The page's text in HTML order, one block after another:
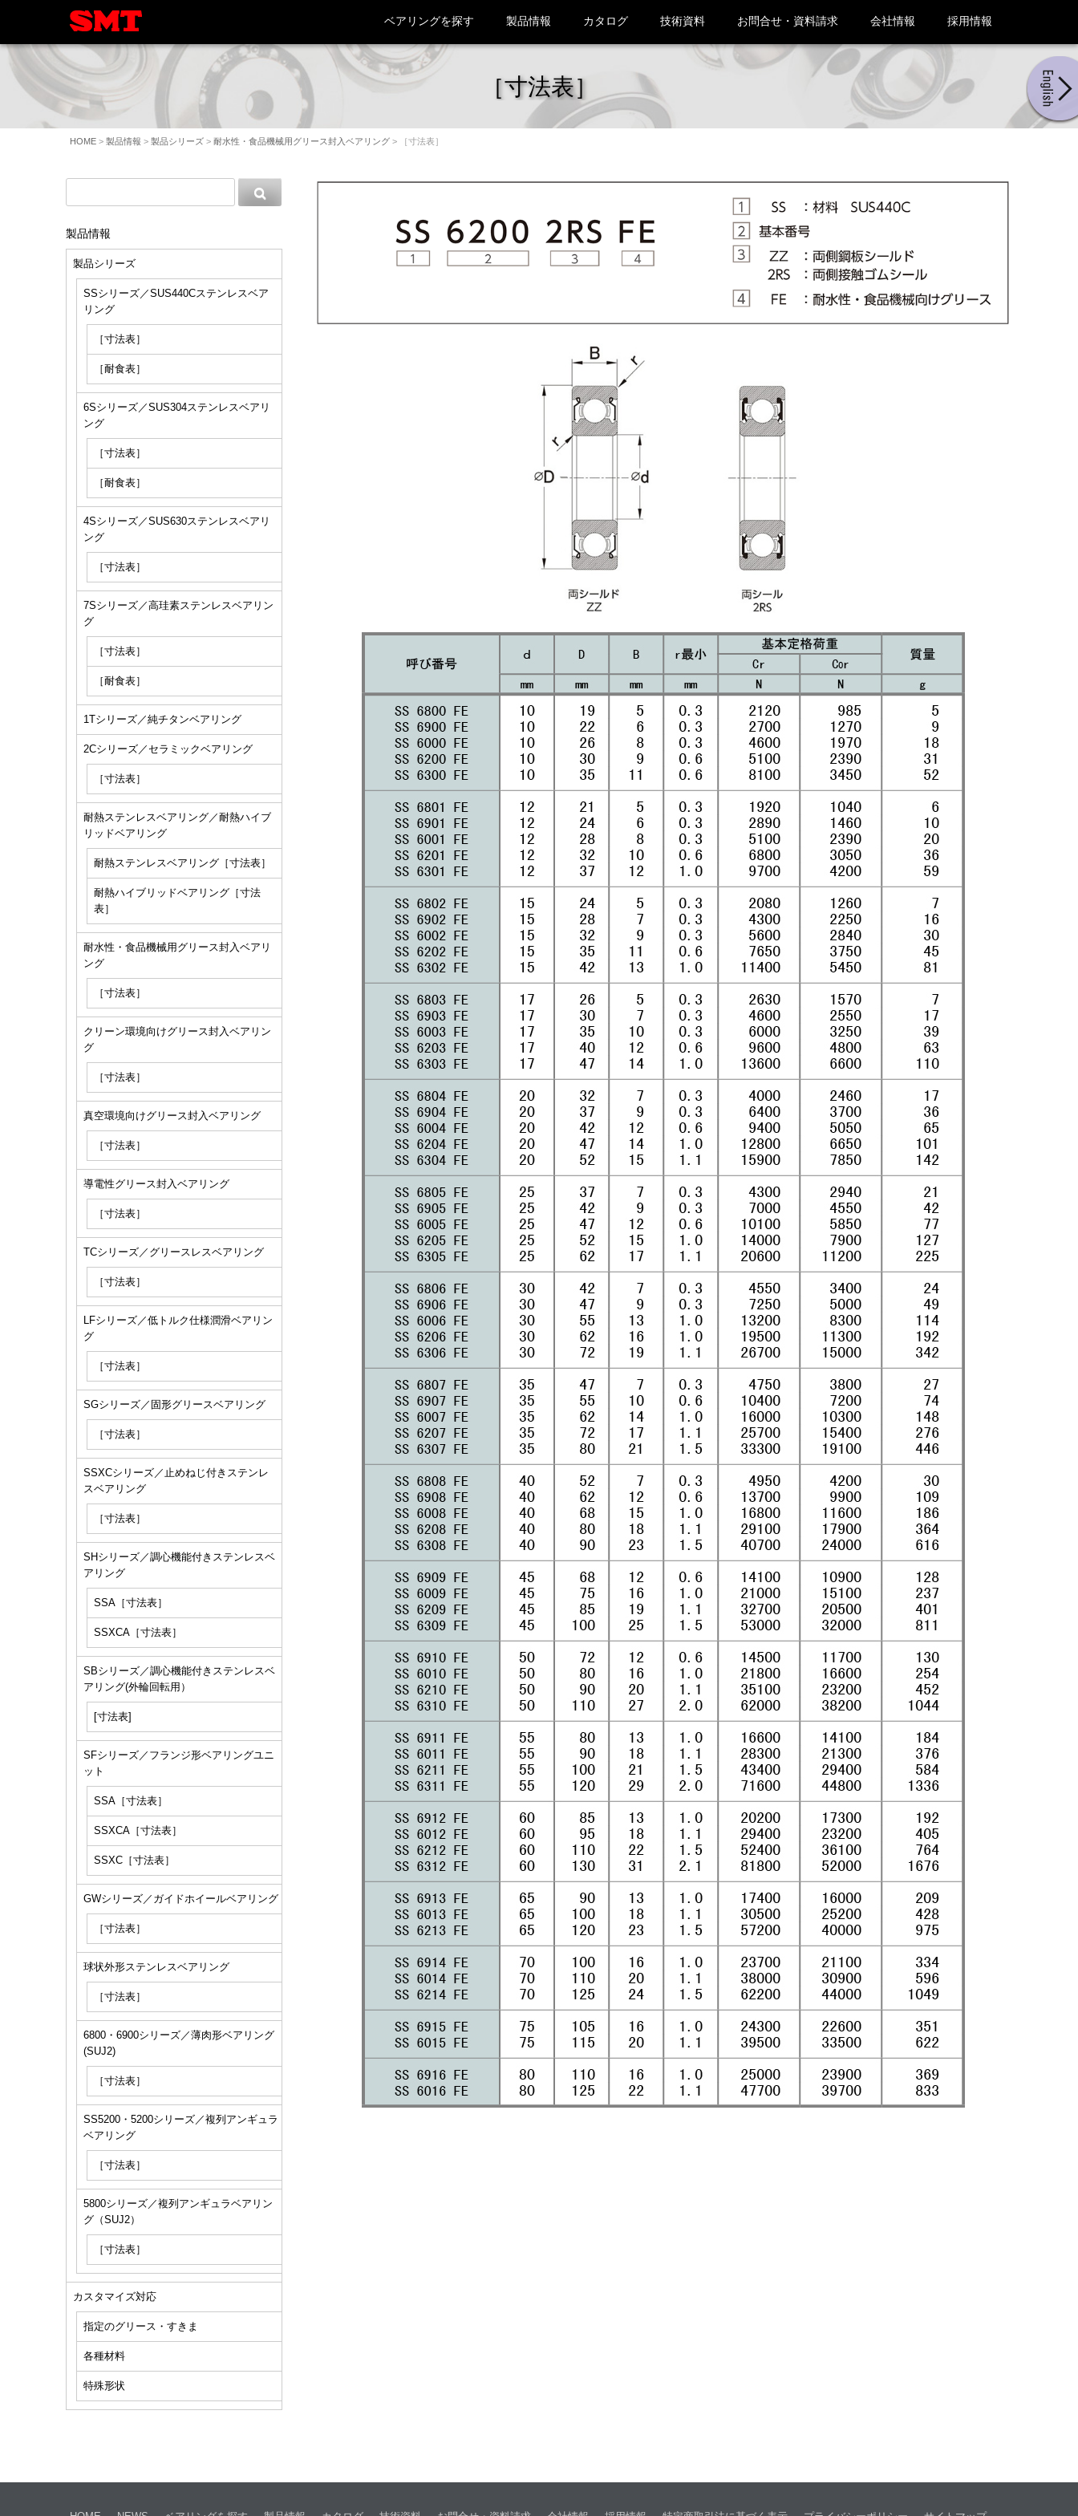
ベアリングを探す 製品情報 カタログ 技術資料 お問合せ・資料請求 会社情報 採用情報
［寸法表］
HOME > 製品情報 > 製品シリーズ > 耐水性・食品機械用グリース封入ベアリング > ［寸法表］
製品情報
製品シリーズ
SSシリーズ／SUS440Cステンレスベア
リング
［寸法表］
［耐食表］
6Sシリーズ／SUS304ステンレスベアリ
ング
［寸法表］
［耐食表］
4Sシリーズ／SUS630ステンレスベアリ
ング
［寸法表］
7Sシリーズ／高珪素ステンレスベアリン
グ
［寸法表］
［耐食表］
1Tシリーズ／純チタンベアリング
2Cシリーズ／セラミックベアリング
［寸法表］
耐熱ステンレスベアリング／耐熱ハイブ
リッドベアリング
耐熱ステンレスベアリング［寸法表］
耐熱ハイブリッドベアリング［寸法
表］
耐水性・食品機械用グリース封入ベアリ
ング
［寸法表］
クリーン環境向けグリース封入ベアリン
グ
［寸法表］
真空環境向けグリース封入ベアリング
［寸法表］
導電性グリース封入ベアリング
［寸法表］
TCシリーズ／グリースレスベアリング
［寸法表］
LFシリーズ／低トルク仕様潤滑ベアリン
グ
［寸法表］
SGシリーズ／固形グリースベアリング
［寸法表］
SSXCシリーズ／止めねじ付きステンレ
スベアリング
［寸法表］
SHシリーズ／調心機能付きステンレスベ
アリング
SSA［寸法表］
SSXCA［寸法表］
SBシリーズ／調心機能付きステンレスベ
アリング(外輪回転用）
[寸法表]
SFシリーズ／フランジ形ベアリングユニ
ット
SSA［寸法表］
SSXCA［寸法表］
SSXC［寸法表］
GWシリーズ／ガイドホイールベアリング
［寸法表］
球状外形ステンレスベアリング
［寸法表］
6800・6900シリーズ／薄肉形ベアリング
(SUJ2)
［寸法表］
SS5200・5200シリーズ／複列アンギュラ
ベアリング
［寸法表］
5800シリーズ／複列アンギュラベアリン
グ（SUJ2）
［寸法表］
カスタマイズ対応
指定のグリース・すきま
各種材料
特殊形状